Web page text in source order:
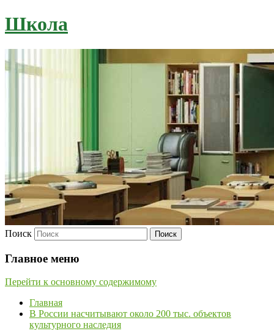
Школа
Поиск
Главное меню
Перейти к основному содержимому
Главная
В России насчитывают около 200 тыс. объектов
культурного наследия